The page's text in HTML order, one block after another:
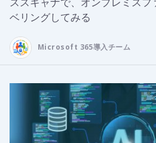
ベリングしてみる
Microsoft 365導入チーム